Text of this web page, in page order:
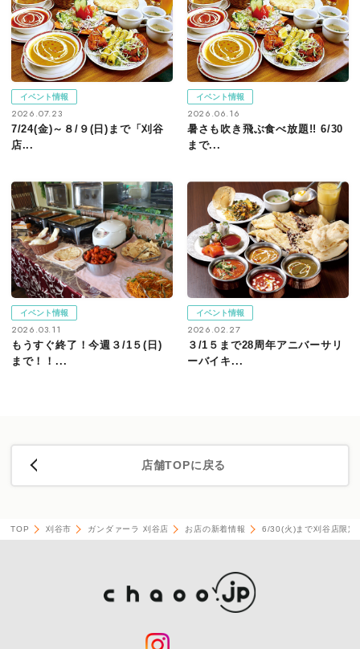
イベント情報
2026.07.23
7/24(金)～８/９(日)まで「刈谷
店...
イベント情報
2026.06.16
暑さも吹き飛ぶ食べ放題!! 6/30
まで...
イベント情報
2026.03.11
もうすぐ終了！今週３/1５(日)
まで！！...
イベント情報
2026.02.27
３/1５まで28周年アニバーサリ
ーバイキ...
店舗TOPに戻る
TOP 刈谷市 ガンダァーラ 刈谷店 お店の新着情報 6/30(火)まで刈谷店限